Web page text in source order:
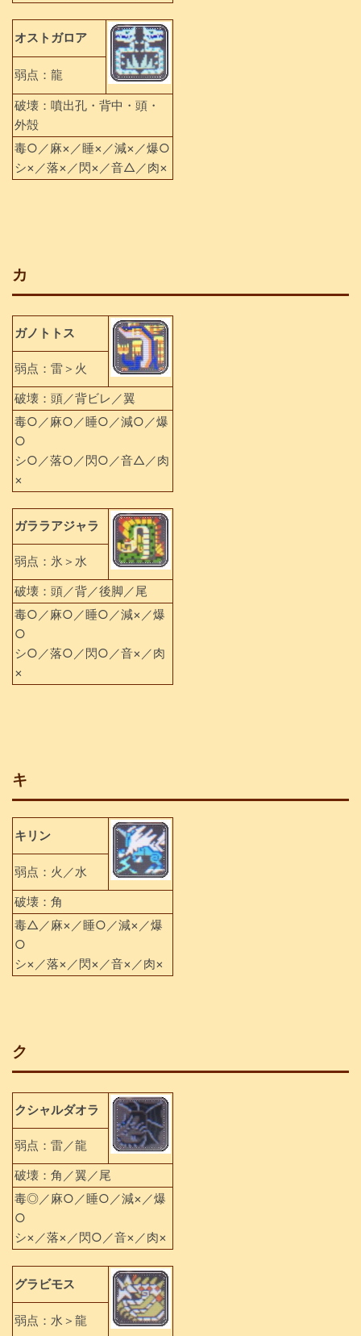
オストガロア
弱点：龍
破壊：噴出孔・背中・頭・
外殻
毒○／麻×／睡×／減×／爆○
シ×／落×／閃×／音△／肉×
カ
ガノトトス
弱点：雷＞火
破壊：頭／背ビレ／翼
毒○／麻○／睡○／減○／爆
○
シ○／落○／閃○／音△／肉
×
ガララアジャラ
弱点：氷＞水
破壊：頭／背／後脚／尾
毒○／麻○／睡○／減×／爆
○
シ○／落○／閃○／音×／肉
×
キ
キリン
弱点：火／水
破壊：角
毒△／麻×／睡○／減×／爆
○
シ×／落×／閃×／音×／肉×
ク
クシャルダオラ
弱点：雷／龍
破壊：角／翼／尾
毒◎／麻○／睡○／減×／爆
○
シ×／落×／閃○／音×／肉×
グラビモス
弱点：水＞龍